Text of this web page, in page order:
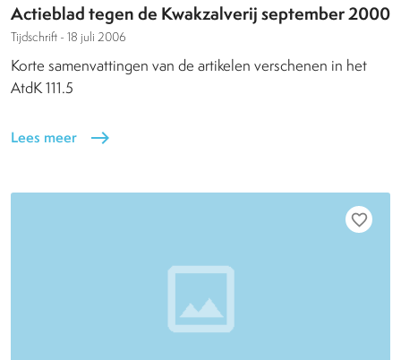
Actieblad tegen de Kwakzalverij september 2000
Tijdschrift - 18 juli 2006
Korte samenvattingen van de artikelen verschenen in het
AtdK 111.5
Lees meer east
favorite_border